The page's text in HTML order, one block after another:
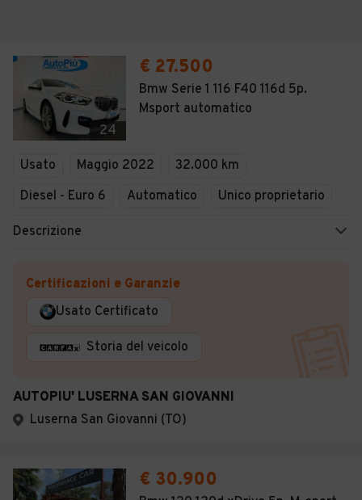
24
€ 27.500
Bmw Serie 1 116 F40 116d 5p.
Msport automatico
Usato Maggio 2022
32.000 km
Diesel - Euro 6
Automatico Unico proprietario
Descrizione
Certificazioni e Garanzie
Usato Certificato
Storia del veicolo
AUTOPIU' LUSERNA SAN GIOVANNI
Luserna San Giovanni (TO)
€ 30.900